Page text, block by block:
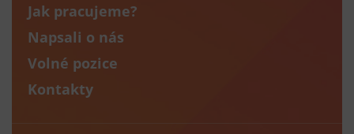
Jak pracujeme?
Napsali o nás
Volné pozice
Kontakty